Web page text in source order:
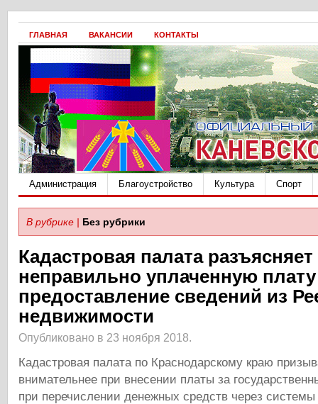
ГЛАВНАЯ ВАКАНСИИ КОНТАКТЫ
Администрация Благоустройство Культура Спорт
В рубрике | Без рубрики
Кадастровая палата разъясняет
неправильно уплаченную плату
предоставление сведений из
недвижимости
Опубликовано в 23 ноября 2018.
Кадастровая палата по Краснодарскому краю
внимательнее при внесении платы за
при перечислении денежных средств через системы